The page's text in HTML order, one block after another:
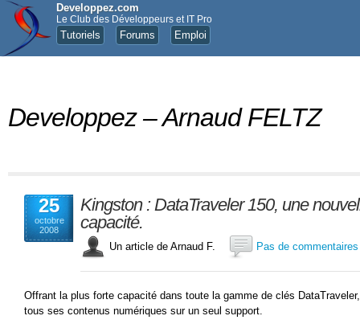
Developpez.com
Le Club des Développeurs et IT Pro
Tutoriels Forums Emploi
Developpez – Arnaud FELTZ
25
octobre
2008
Kingston : DataTraveler 150, une
capacité.
Un article de Arnaud F. Pas de commentaires
Offrant la plus forte capacité dans toute la gamme de clés
tous ses contenus numériques sur un seul support.